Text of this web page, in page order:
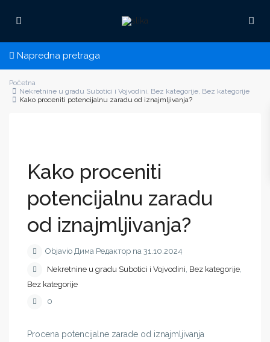
Napredna pretraga
Početna
Nekretnine u gradu Subotici i Vojvodini, Bez kategorije, Bez kategorije
Kako proceniti potencijalnu zaradu od iznajmljivanja?
Kako proceniti
potencijalnu zaradu
od iznajmljivanja?
Objavio Дима Редактор na 31.10.2024
Nekretnine u gradu Subotici i Vojvodini, Bez kategorije,
Bez kategorije
0
Procena potencijalne zarade od iznajmljivanja